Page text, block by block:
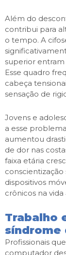
Além do
contribui para
o tempo. A
superior
Esse quadro
cabeça
sensação de
Jovens e
a esse
aumentou
de dor nas
faixa etária
conscientização
dispositivos
crônicos na vida
Trabalho
síndrome
Profissionais
computador